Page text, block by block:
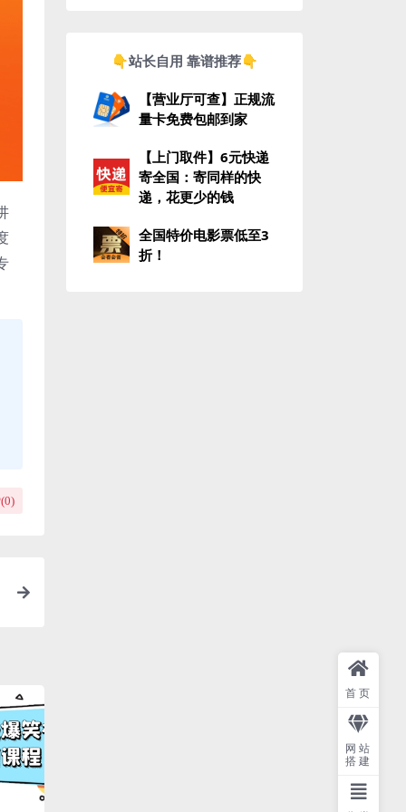
0)
👇站长自用 靠谱推荐👇
【营业厅可查】正规流
量卡免费包邮到家
【上门取件】6元快递
寄全国：寄同样的快
递，花更少的钱
全国特价电影票低至3
折！
首页
网站
搭建